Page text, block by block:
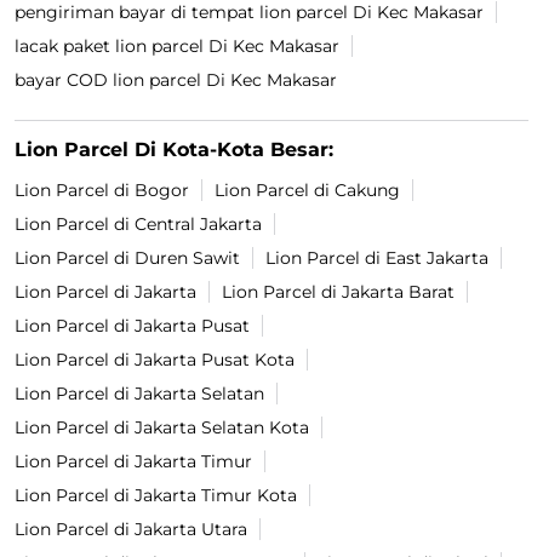
pengiriman bayar di tempat lion parcel Di Kec Makasar
lacak paket lion parcel Di Kec Makasar
bayar COD lion parcel Di Kec Makasar
Lion Parcel Di Kota-Kota Besar:
Lion Parcel di Bogor
Lion Parcel di Cakung
Lion Parcel di Central Jakarta
Lion Parcel di Duren Sawit
Lion Parcel di East Jakarta
Lion Parcel di Jakarta
Lion Parcel di Jakarta Barat
Lion Parcel di Jakarta Pusat
Lion Parcel di Jakarta Pusat Kota
Lion Parcel di Jakarta Selatan
Lion Parcel di Jakarta Selatan Kota
Lion Parcel di Jakarta Timur
Lion Parcel di Jakarta Timur Kota
Lion Parcel di Jakarta Utara